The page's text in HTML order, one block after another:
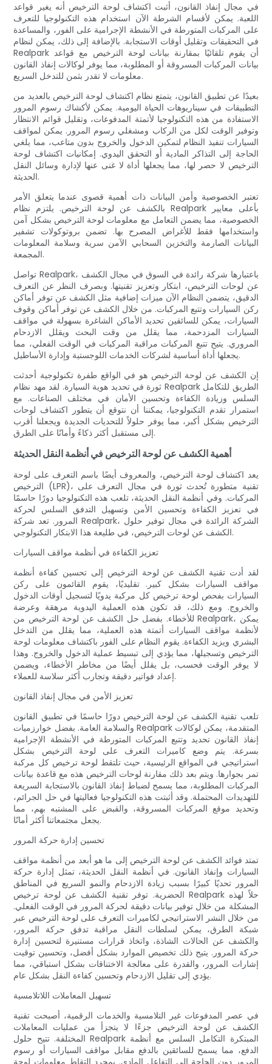
في مجال إنفاذ القانون، أثبت اكتشاف لوحة الترخيص أنه يغير قواعد
اللعبة. يمكن لأقسام الشرطة الآن استخدام هذه التكنولوجيا للتعرف
على المركبات المتورطة في الأنشطة الإجرامية على الفور، والمساعدة
في التحقيقات وتقليل أوقات الاستجابة. بالإضافة إلى ذلك، يمكن لنظام
Realpark أن يقوم تلقائيًا بمقارنة بيانات لوحة الترخيص مع قواعد
بيانات المركبات المسروقة أو المطلوبة، مما يوفر لوكالات إنفاذ القانون
معلومات لا تقدر بثمن للتدخل السريع.
بعيدًا عن تطبيق القانون، يتمتع نظام اكتشاف لوحة الترخيص بالعديد من
التطبيقات في سيناريوهات الحياة اليومية. يمكن لأكشاك رسوم المرور
الاستفادة من هذه التكنولوجيا لأتمتة المدفوعات، وتقليل قوائم الانتظار
وتوفير الوقت لكل من الركاب ومشغلي رسوم المرور. يمكن لمواقف
السيارات تنفيذ النظام لتمكين الدخول والخروج بدون متاعب، مما يلغي
الحاجة إلى التذاكر المادية أو التحقق اليدوي. إمكانيات اكتشاف لوحة
الترخيص لا حصر لها، مما يجعلها أداة لا غنى عنها لإدارة وسائل النقل
الحديثة.
تعتبر الخصوصية وأمن البيانات ذات أهمية قصوى عندما يتعلق الأمر
بالكشف عن لوحة الترخيص. يلتزم نظام Realpark بأعلى معايير
الخصوصية، مما يضمن التعامل مع معلومات لوحة الترخيص بشكل آمن
واستخدامها فقط للأغراض المصرح بها. تضمن بروتوكولات تشفير
البيانات الصارمة والتخزين السحابي الآمن سرية وسلامة المعلومات
المجمعة.
تواصل Realpark، باعتبارها شركة رائدة في السوق في مجال الكشف
عن لوحات الترخيص، ابتكار وتعزيز تقنيتها. وبصرف النظر عن التعرف
الدقيق، يتضمن النظام الآن ميزات إضافية مثل الكشف عن توفر أماكن
ركن السيارات وتتبع المركبات. من خلال الكشف عن توفر أماكن وقوف
السيارات، يمكن للسائقين تحديد الأماكن الشاغرة بسهولة في مواقف
السيارات المزدحمة، مما يقلل من وقت البحث ويقلل الازدحام
المروري. يتيح تتبع المركبات مراقبة المركبات في الوقت الفعلي، مما
يجعلها أداة أساسية لشركات الخدمات اللوجستية وإدارة الأساطيل.
إن الكشف عن لوحة الترخيص هو في الواقع طفرة تكنولوجية أحدثت
ثورة في تحديد هوية السيارة. لقد مهد نظام Realpark الطريق للتكامل
السلس وزيادة الكفاءة وتحسين الأمان في مختلف الصناعات. مع
استمرار تقدم التكنولوجيا، يمكننا أن نتوقع أن يتطور اكتشاف لوحات
الترخيص بشكل أكبر، مما يوفر حلولاً للتحديات الجديدة ويجعلنا أقرب
إلى مستقبل أكثر ذكاءً وأمانًا على الطرق.
أهمية الكشف عن لوحة الترخيص في أنظمة النقل الحديثة
يعد اكتشاف لوحة الترخيص، والمعروف أيضًا باسم التعرف على لوحة
الترخيص (LPR)، تقنية متطورة تُحدث ثورة في مجال التعرف على
المركبات. وفي أنظمة النقل الحديثة، تلعب هذه التكنولوجيا دورًا حاسمًا
في تعزيز الكفاءة وتحسين الأمن وتسهيل التدفق السلس لحركة
المرور. تعد شركة Realpark، الشركة الرائدة في مجال توفير حلول
الكشف عن لوحات الترخيص، في طليعة هذا الابتكار التكنولوجي.
تعزيز الكفاءة في أنظمة مواقف السيارات
لقد أدت تقنية الكشف عن لوحة الترخيص إلى تحسين كفاءة أنظمة
مواقف السيارات بشكل كبير. تقليديًا، يقوم القائمون على ركن
السيارات بفحص لوحة ترخيص كل مركبة يدويًا لتسجيل أوقات الدخول
والخروج. ومع ذلك، قد تكون هذه العملية اليدوية مرهقة وعرضة
للأخطاء. بفضل حل الكشف عن لوحة الترخيص من Realpark، يمكن
لأنظمة مواقف السيارات أتمتة هذه العملية، مما يقلل من التدخل
البشري ويزيد الكفاءة. يقوم النظام على الفور باكتشاف معلومات لوحة
الترخيص وتسجيلها، مما يؤدي إلى تبسيط عملية الدخول والخروج. وهذا
لا يوفر الوقت فحسب، بل يقلل أيضًا من مخاطر الأخطاء، ويضمن
إعداد فواتير دقيقة وتجارب أكثر سلاسة للعملاء.
تعزيز الأمن في مجال إنفاذ القانون
تلعب تقنية الكشف عن لوحة الترخيص دورًا حاسمًا في تطبيق القانون
والسلامة العامة. بفضل خوارزميات Realpark المتقدمة، يمكن لوكالات
إنفاذ القانون تحديد وتتبع المركبات المتورطة في الأنشطة الإجرامية
بسرعة. يتم وضع كاميرات التعرف على لوحة الترخيص بشكل
استراتيجي في المواقع الرئيسية، حيث تلتقط لوحة ترخيص كل مركبة
تمر بجوارها. ويتم بعد ذلك مقارنة لوحات الترخيص هذه مع قاعدة بيانات
المركبات المطلوبة، مما يسمح لضباط إنفاذ القانون بالاستجابة السريعة
للتهديدات المحتملة. وقد أثبتت هذه التكنولوجيا فعاليتها في حل الجرائم،
وتحديد موقع المركبات المسروقة، والقبض على المشتبه بهم، مما
يجعل مجتمعاتنا أكثر أمانًا.
تحسين إدارة حركة المرور
تمتد فوائد الكشف عن لوحة الترخيص إلى ما هو أبعد من أنظمة مواقف
السيارات وإنفاذ القانون. في أنظمة النقل الحديثة، تمثل إدارة حركة
المرور تحديًا كبيرًا بسبب زيادة الازدحام والنمو السريع في المناطق
الحضرية. توفر تقنية الكشف عن لوحة ترخيص Realpark حلاً لهذه
المشكلة من خلال توفير بيانات دقيقة لحركة المرور في الوقت الفعلي.
من خلال النشر الاستراتيجي لكاميرات التعرف على لوحة الترخيص عبر
شبكة الطرق، يمكن لسلطات النقل مراقبة تدفق حركة المرور،
والكشف عن الحالات الشاذة، واتخاذ قرارات مستنيرة لتحسين إدارة
حركة المرور. يتيح ذلك تخصيص الموارد بشكل أفضل، وتحسين توقيت
إشارات المرور، والقدرة على معالجة الاختناقات بشكل استباقي، مما
يؤدي إلى تقليل الازدحام وتحسين كفاءة النقل بشكل عام.
تسهيل المعاملات اللاتلامسية
في عصر المدفوعات غير التلامسية والخدمات الرقمية، أصبحت تقنية
الكشف عن لوحة الترخيص جزءًا لا يتجزأ من عمليات المعاملات
المختلفة. تتيح حلول Realpark المبتكرة التكامل السلس مع أنظمة
الدفع، مما يسمح للسائقين بالدفع مقابل مواقف السيارات أو رسوم